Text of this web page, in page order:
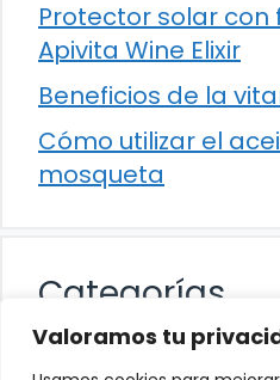
Valoramos tu
Protector solar con
Apivita Wine Elixir
Beneficios de la
Cómo utilizar el
mosqueta
Categorías
Alimentación